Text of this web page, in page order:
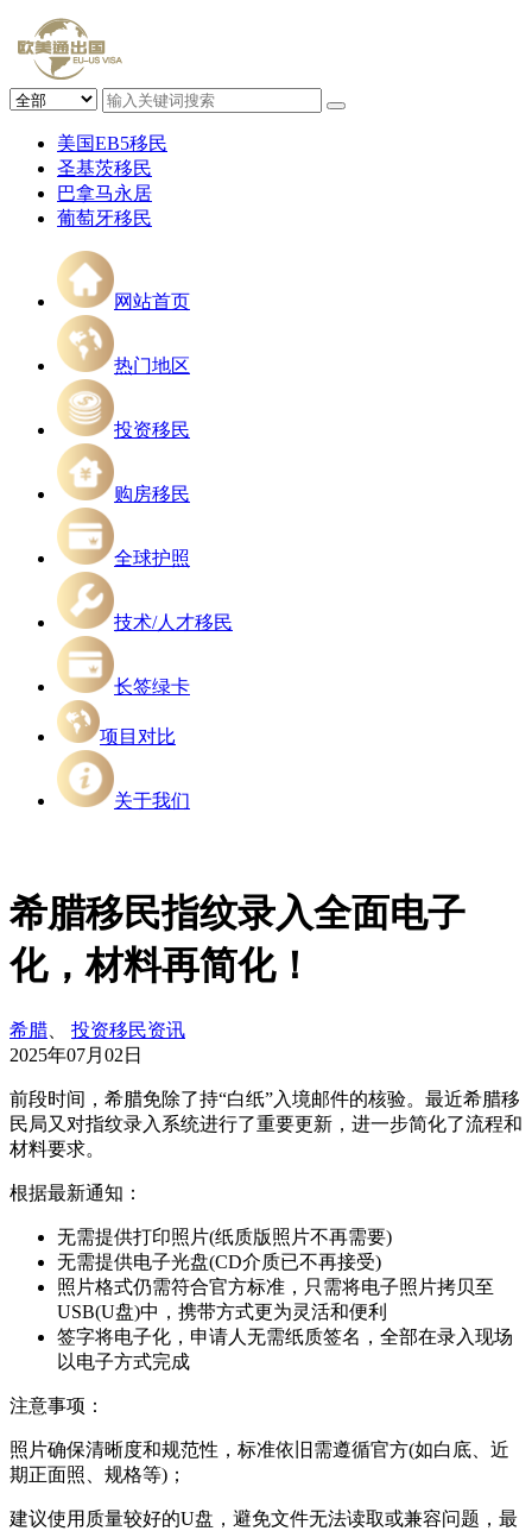
美国EB5移民
圣基茨移民
巴拿马永居
葡萄牙移民
网站首页
热门地区
投资移民
购房移民
全球护照
技术/人才移民
长签绿卡
项目对比
关于我们
希腊移民指纹录入全面电子
化，材料再简化！
希腊
投资移民资讯
2025年07月02日
前段时间，希腊免除了持“白纸”入境邮件的核验。最近希腊移
民局又对指纹录入系统进行了重要更新，进一步简化了流程和
材料要求。
根据最新通知：
无需提供打印照片(纸质版照片不再需要)
无需提供电子光盘(CD介质已不再接受)
照片格式仍需符合官方标准，只需将电子照片拷贝至
USB(U盘)中，携带方式更为灵活和便利
签字将电子化，申请人无需纸质签名，全部在录入现场
以电子方式完成
注意事项：
照片确保清晰度和规范性，标准依旧需遵循官方(如白底、近
期正面照、规格等)；
建议使用质量较好的U盘，避免文件无法读取或兼容问题，最